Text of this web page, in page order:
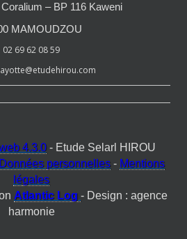
– BP 116 Kaweni
MAMOUDZOU
02 69 62 08 59
4.3.0- Etude Selarl HIROU
Données personnelles - Mentions
légales
Atlantic Log - Design : agence
harmonie